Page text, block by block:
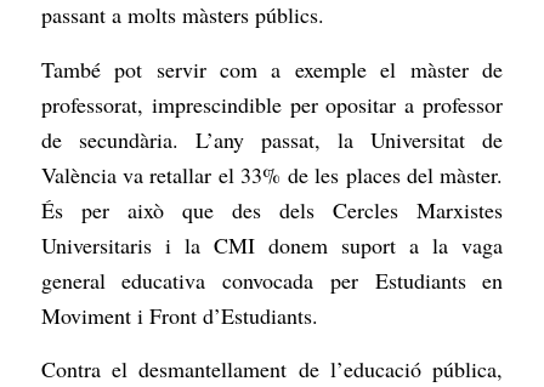
passant a molts màsters públics.
També pot servir com a exemple el màster de
professorat, imprescindible per opositar a professor
de secundària. L’any passat, la Universitat de
València va retallar el 33% de les places del màster.
És per això que des dels Cercles Marxistes
Universitaris i la CMI donem suport a la vaga
general educativa convocada per Estudiants en
Moviment i Front d’Estudiants.
Contra el desmantellament de l’educació pública,